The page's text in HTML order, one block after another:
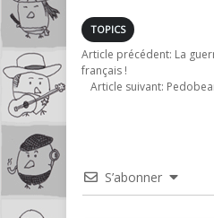
TOPICS
Article précédent: La
français !
Article suivant:
S’abonner